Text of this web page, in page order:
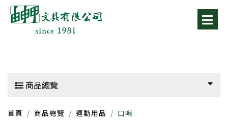
商品總覽
首頁 商品總覽 運動用品 口哨